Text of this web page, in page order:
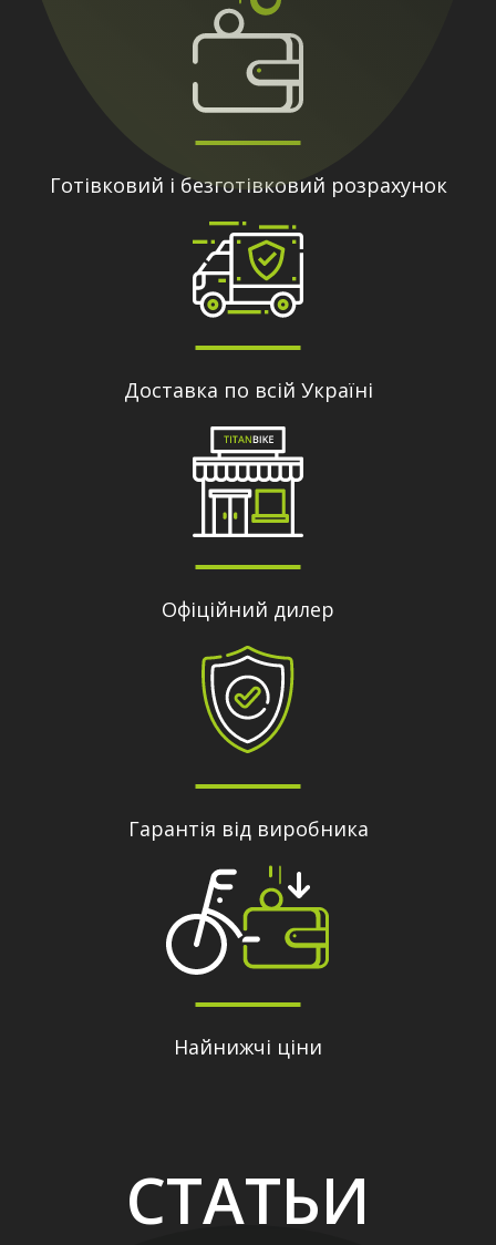
Готівковий і безготівковий розрахунок
Доставка по всій Україні
Офіційний дилер
Гарантія від виробника
Найнижчі ціни
СТАТЬИ